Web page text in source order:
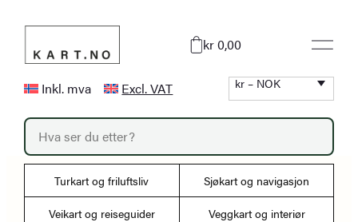
innhold
kr 0,00
Inkl. mva Excl. VAT kr – NOK
P
o
d
t
Turkart og friluftsliv Sjøkart og navigasjon
Veikart og reiseguider Veggkart og interiør